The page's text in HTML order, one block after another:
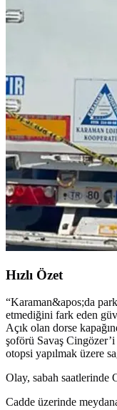
Hızlı Özet
“Karaman&apos;da
etmediğini fark eden
Açık olan dorse
şoförü Savaş
otopsi yapılmak üzere
Olay, sabah saatlerinde
Cadde üzerinde